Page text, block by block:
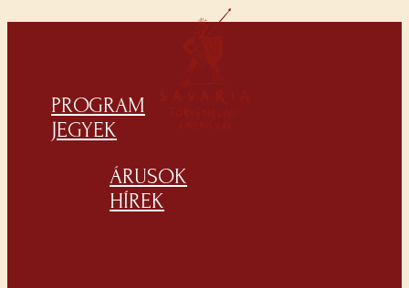
PROGRAM
JEGYEK
ÁRUSOK
HÍREK